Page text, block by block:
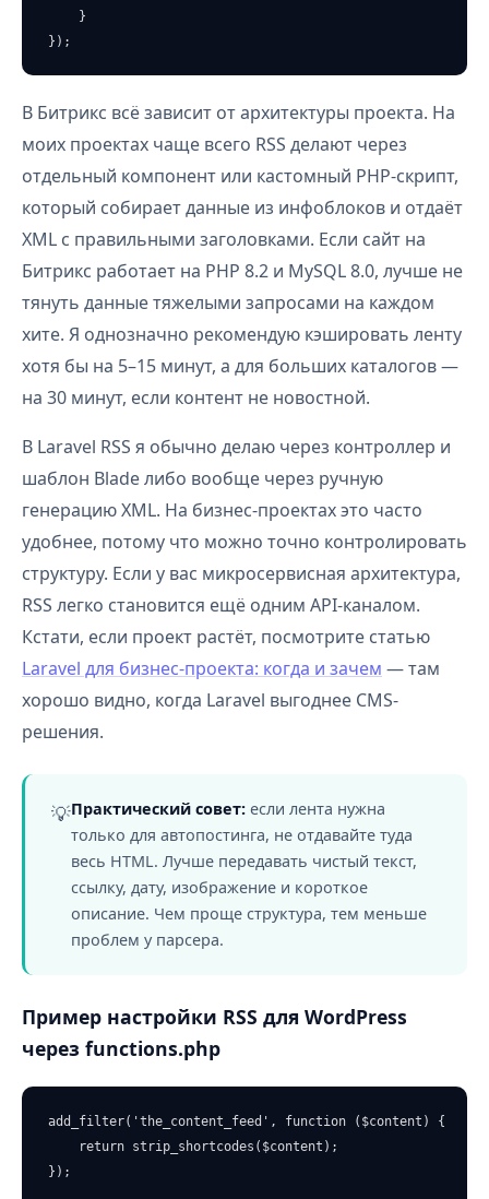
    }
});
В Битрикс всё зависит от архитектуры проекта. На
моих проектах чаще всего RSS делают через
отдельный компонент или кастомный PHP-скрипт,
который собирает данные из инфоблоков и отдаёт
XML с правильными заголовками. Если сайт на
Битрикс работает на PHP 8.2 и MySQL 8.0, лучше не
тянуть данные тяжелыми запросами на каждом
хите. Я однозначно рекомендую кэшировать ленту
хотя бы на 5–15 минут, а для больших каталогов —
на 30 минут, если контент не новостной.
В Laravel RSS я обычно делаю через контроллер и
шаблон Blade либо вообще через ручную
генерацию XML. На бизнес-проектах это часто
удобнее, потому что можно точно контролировать
структуру. Если у вас микросервисная архитектура,
RSS легко становится ещё одним API-каналом.
Кстати, если проект растёт, посмотрите статью
Laravel для бизнес-проекта: когда и зачем — там
хорошо видно, когда Laravel выгоднее CMS-
решения.
💡Практический совет: если лента нужна
только для автопостинга, не отдавайте туда
весь HTML. Лучше передавать чистый текст,
ссылку, дату, изображение и короткое
описание. Чем проще структура, тем меньше
проблем у парсера.
Пример настройки RSS для WordPress
через functions.php
add_filter('the_content_feed', function ($content) {
    return strip_shortcodes($content);
});